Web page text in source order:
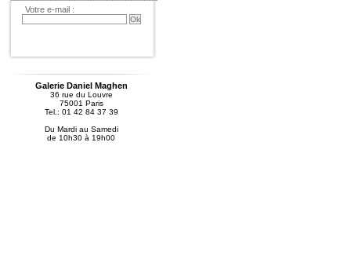
Votre e-mail :
Galerie Daniel Maghen
36 rue du Louvre
75001 Paris
Tel.: 01 42 84 37 39
Du Mardi au Samedi
de 10h30 à 19h00